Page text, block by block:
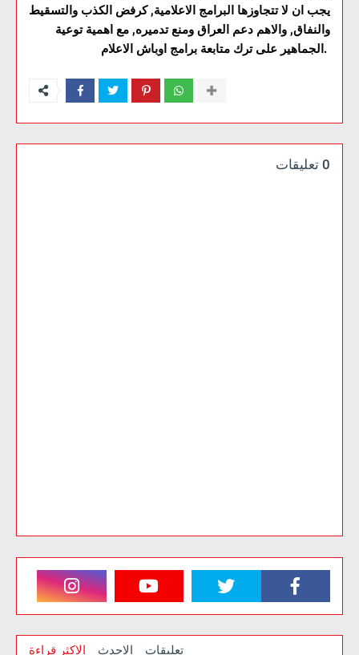
يجب ان لا تتجاوزها البرامج الاعلامية, كرفض الكذب والتسقيط
والنفاق, والاهم دعم العراق ومنع تدميره, مع اهمية توعية
الجماهير على ترك متابعة برامج اوباش الاعلام.
0 تعليقات
الاكثر قراءة الاحدث تعليقات